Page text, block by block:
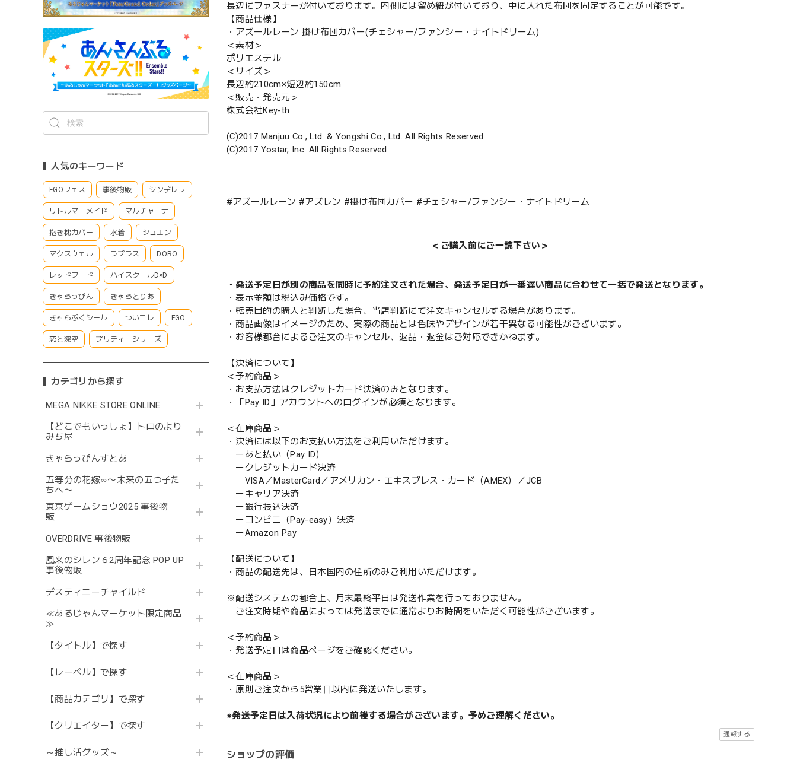
人気のキーワード
FGOフェス 事後物販 シンデレラ
リトルマーメイド マルチャーナ
抱き枕カバー 水着 シュエン
マクスウェル ラプラス DORO
レッドフード ハイスクールD×D
きゃらっぴん きゃらとりあ
きゃらぷくシール ついコレ FGO
恋と深空 プリティーシリーズ
カテゴリから探す
MEGA NIKKE STORE ONLINE
【どこでもいっしょ】トロのより
みち屋
きゃらっぴんすとあ
五等分の花嫁∽〜未来の五つ子た
ちへ〜
東京ゲームショウ2025 事後物
販
OVERDRIVE 事後物販
風来のシレン６2周年記念 POP UP
事後物販
デスティニーチャイルド
≪あるじゃんマーケット限定商品
≫
【タイトル】で探す
【レーベル】で探す
【商品カテゴリ】で探す
【クリエイター】で探す
～推し活グッズ～
長辺にファスナーが付いております。内側には留め紐が付いており、中に入れた布団を固定することが可能です。
【商品仕様】
・アズールレーン 掛け布団カバー(チェシャー/ファンシー・ナイトドリーム)
＜素材＞
ポリエステル
＜サイズ＞
長辺約210cm×短辺約150cm
＜販売・発売元＞
株式会社Key-th
(C)2017 Manjuu Co., Ltd. & Yongshi Co., Ltd. All Rights Reserved.
(C)2017 Yostar, Inc. All Rights Reserved.
#アズールレーン #アズレン #掛け布団カバー #チェシャー/ファンシー・ナイトドリーム
＜ご購入前にご一読下さい＞
・発送予定日が別の商品を同時に予約注文された場合、発送予定日が一番遅い商品に合わせて一括で発送となります。
・表示金額は税込み価格です。
・転売目的の購入と判断した場合、当店判断にて注文キャンセルする場合があります。
・商品画像はイメージのため、実際の商品とは色味やデザインが若干異なる可能性がございます。
・お客様都合によるご注文のキャンセル、返品・返金はご対応できかねます。
【決済について】
＜予約商品＞
・お支払方法はクレジットカード決済のみとなります。
・「Pay ID」アカウントへのログインが必須となります。
＜在庫商品＞
・決済には以下のお支払い方法をご利用いただけます。
ーあと払い（Pay ID）
ークレジットカード決済
VISA／MasterCard／アメリカン・エキスプレス・カード（AMEX）／JCB
ーキャリア決済
ー銀行振込決済
ーコンビニ（Pay-easy）決済
ーAmazon Pay
【配送について】
・商品の配送先は、日本国内の住所のみご利用いただけます。
※配送システムの都合上、月末最終平日は発送作業を行っておりません。
ご注文時期や商品によっては発送までに通常よりお時間をいただく可能性がございます。
＜予約商品＞
・発送予定日は商品ページをご確認ください。
＜在庫商品＞
・原則ご注文から5営業日以内に発送いたします。
※発送予定日は入荷状況により前後する場合がございます。予めご理解ください。
通報する
ショップの評価